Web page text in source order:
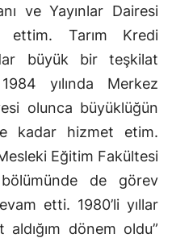
ve Yayınlar Dairesi
ettim. Tarım Kredi
büyük bir teşkilat
yılında Merkez
olunca büyüklüğün
kadar hizmet etim.
Eğitim Fakültesi
de görev
etti. 1980’li yıllar
dönem oldu”